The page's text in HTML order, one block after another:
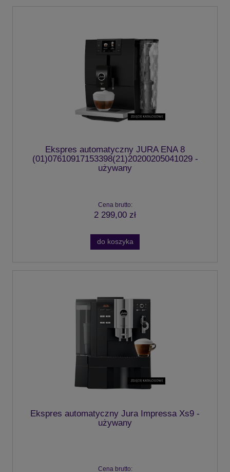
Ekspres automatyczny JURA ENA 8
(01)07610917153398(21)20200205041029 -
używany
Cena brutto:
2 299,00 zł
do koszyka
Ekspres automatyczny Jura Impressa Xs9 -
używany
Cena brutto: